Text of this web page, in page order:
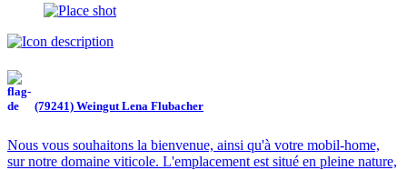
(79241) Weingut Lena Flubacher
Nous vous souhaitons la bienvenue, ainsi qu'à votre mobil-home,
sur notre domaine viticole. L'emplacement est situé en pleine nature,